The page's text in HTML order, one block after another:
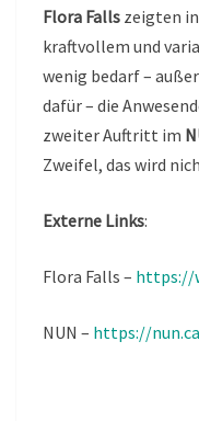
Flora Falls zeigten
kraftvollem und
wenig bedarf –
dafür – die
zweiter Auftritt im
Zweifel, das wird
Externe Links:
Flora Falls – https://
NUN – https://